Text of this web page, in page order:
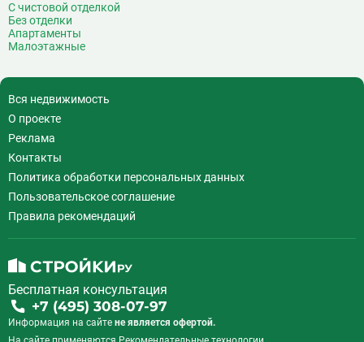
С чистовой отделкой
Без отделки
Апартаменты
Малоэтажные
Вся недвижимость
О проекте
Реклама
Контакты
Политика обработки персональных данных
Пользовательское соглашение
Правила рекомендаций
Бесплатная консультация
+7 (495) 308-07-97
Информация на сайте не является офертой.